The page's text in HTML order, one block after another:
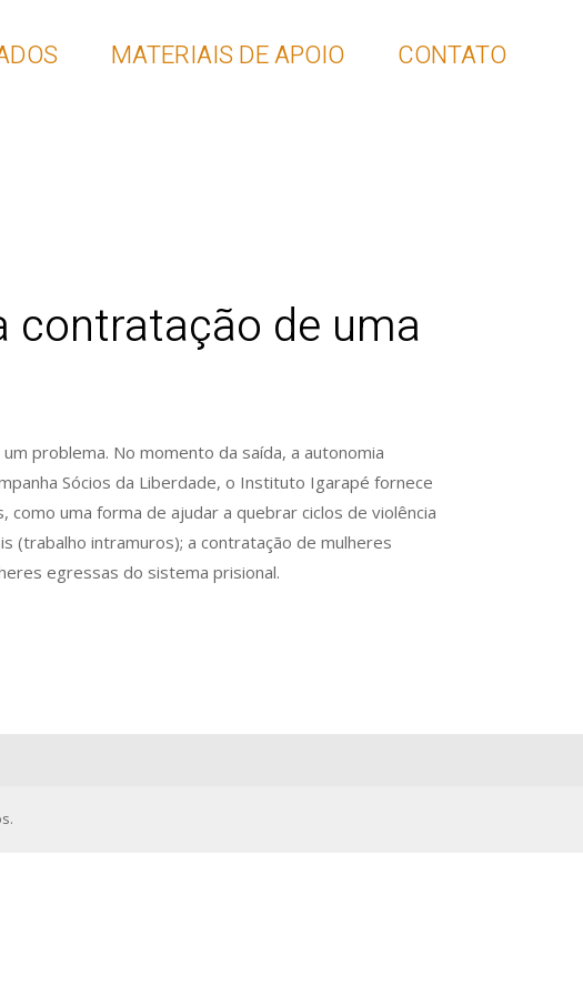
MATERIAIS DE APOIO CONTATO
contratação de uma
problema. No momento da saída, a autonomia
Sócios da Liberdade, o Instituto Igarapé fornece
uma forma de ajudar a quebrar ciclos de violência
(trabalho intramuros); a contratação de mulheres
egressas do sistema prisional.